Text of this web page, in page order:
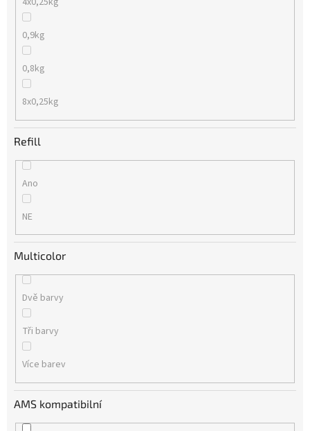
0,9kg
0,8kg
8x0,25kg
Refill
Ano
NE
Multicolor
Dvě barvy
Tři barvy
Více barev
AMS kompatibilní